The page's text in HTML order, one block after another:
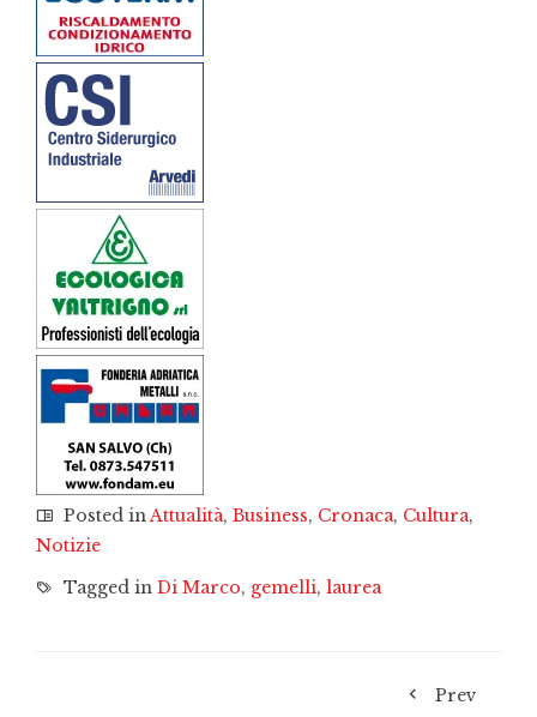
Posted inAttualità, Business, Cronaca, Cultura,
Notizie
Tagged in Di Marco, gemelli, laurea
Prev